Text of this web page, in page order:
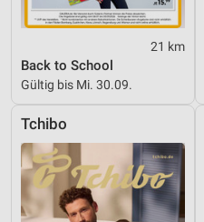
21 km
Back to School
Gültig bis Mi. 30.09.
Tchibo
Funktional
Werbung